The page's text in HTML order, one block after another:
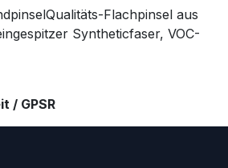
Flachpinsel aus
Syntheticfaser, VOC-
/ GPSR